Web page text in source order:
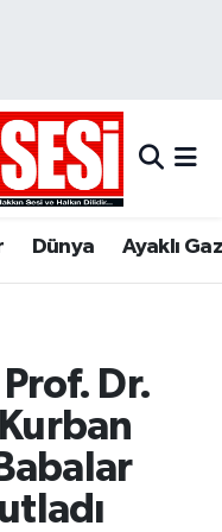
Dünya Ayaklı
Dr.
Kurban